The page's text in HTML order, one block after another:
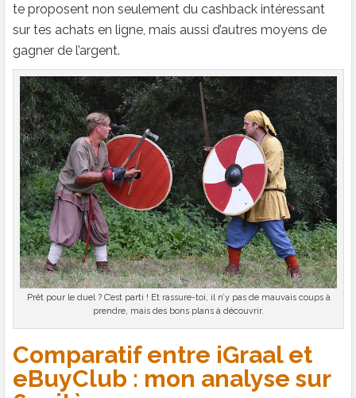
te proposent non seulement du cashback intéressant
sur tes achats en ligne, mais aussi d’autres moyens de
gagner de l’argent.
Prêt pour le duel ? C’est parti ! Et rassure-toi, il n’y pas de mauvais coups à
prendre, mais des bons plans à découvrir.
Comparatif entre iGraal et
eBuyClub : mon analyse sur